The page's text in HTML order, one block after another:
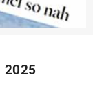
2025